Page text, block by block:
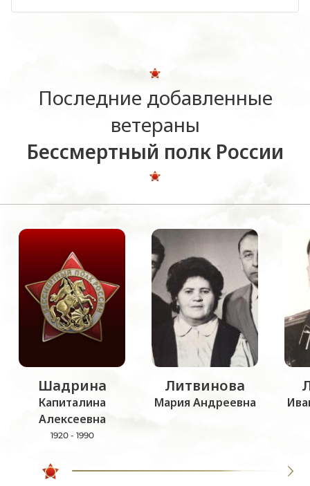
Последние добавленные
ветераны
Бессмертный полк России
Шадрина
Капиталина
Алексеевна
1920 - 1990
Литвинова
Мария Андреевна